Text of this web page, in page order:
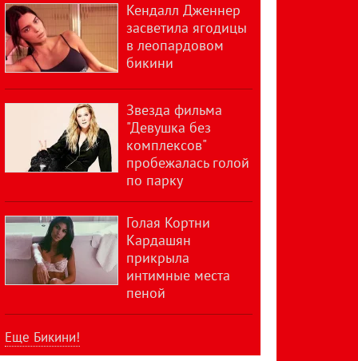
Кендалл Дженнер
засветила ягодицы
в леопардовом
бикини
Звезда фильма
"Девушка без
комплексов"
пробежалась голой
по парку
Голая Кортни
Кардашян
прикрыла
интимные места
пеной
Еще Бикини!